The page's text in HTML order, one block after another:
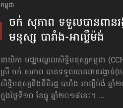
កម្ពុជា
ចក់ សុភាព ទទួលបានពានរ
មនុស្ស បារាំង-អាល្លឺម៉ង់
នាយិកា មជ្ឈមណ្ឌលសិទ្ធិមនុស្សកម្ពុជា
ស្រី ចក់ សុភាព បានទទួលបានពានរង្វាន់(
សិទ្ធិមនុស្សនិងនីតិរដ្ឋ បារាំង-អាល្លឺម៉ង់ ឆ្នាំ
ក្នុងថ្ងៃទី១០ ខែធ្នូ ឆ្នាំ២០១៨នេះ។ ...